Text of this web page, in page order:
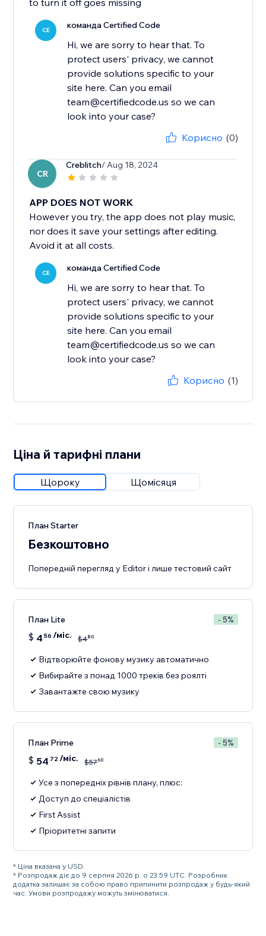
to turn it off goes missing
CE команда Certified Code
Hi, we are sorry to hear that. To
protect users' privacy, we cannot
provide solutions specific to your
site here. Can you email
team@certifiedcode.us so we can
look into your case?
Корисно (0)
CR
Creblitch/ Aug 18, 2024
APP DOES NOT WORK
However you try, the app does not play music,
nor does it save your settings after editing.
Avoid it at all costs.
CE команда Certified Code
Hi, we are sorry to hear that. To
protect users' privacy, we cannot
provide solutions specific to your
site here. Can you email
team@certifiedcode.us so we can
look into your case?
Корисно (1)
Ціна й тарифні плани
Щороку Щомісяця
План Starter
Безкоштовно
Попередній перегляд у Editor і лише тестовий сайт
План Lite - 5%
$ 4 56 /міс. $480
Відтворюйте фонову музику автоматично
Вибирайте з понад 1000 треків без роялті
Завантажте свою музику
План Prime - 5%
$ 54 72/міс. $5760
Усе з попередніх рівнів плану, плюс:
Доступ до спеціалістів
First Assist
Пріоритетні запити
* Ціна вказана у USD.
* Розпродаж діє до 9 серпня 2026 р. о 23:59 UTC. Розробник
додатка залишає за собою право припинити розпродаж у будь-який
час. Умови розпродажу можуть змінюватися.